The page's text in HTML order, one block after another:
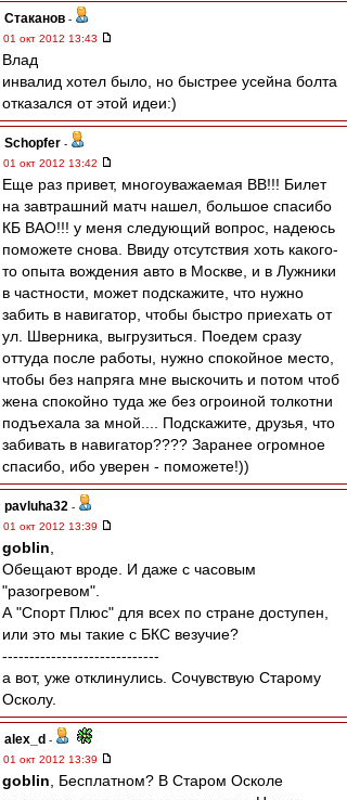
Cтаканов -
01 окт 2012 13:43
Влад
инвалид хотел было, но быстрее усейна болта
отказался от этой идеи:)
Schopfer -
01 окт 2012 13:42
Еще раз привет, многоуважаемая ВВ!!! Билет
на завтрашний матч нашел, большое спасибо
КБ ВАО!!! у меня следующий вопрос, надеюсь
поможете снова. Ввиду отсутствия хоть какого-
то опыта вождения авто в Москве, и в Лужники
в частности, может подскажите, что нужно
забить в навигатор, чтобы быстро приехать от
ул. Шверника, выгрузиться. Поедем сразу
оттуда после работы, нужно спокойное место,
чтобы без напряга мне выскочить и потом чтоб
жена спокойно туда же без огроиной толкотни
подъехала за мной.... Подскажите, друзья, что
забивать в навигатор???? Заранее огромное
спасибо, ибо уверен - поможете!))
pavluha32 -
01 окт 2012 13:39
goblin
Обещают вроде. И даже с часовым
"разогревом".
А "Спорт Плюс" для всех по стране доступен,
или это мы такие с БКС везучие?
-----------------------------
а вот, уже отклинулись. Сочувствую Старому
Осколу.
alex_d -
01 окт 2012 13:39
goblin , Бесплатном? В Старом Осколе